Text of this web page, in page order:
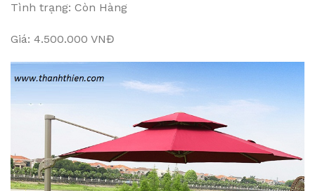
Tình trạng: Còn Hàng
Giá: 4.500.000 VNĐ